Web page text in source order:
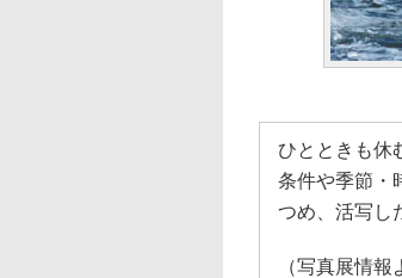
ひとときも休
条件や季節・
つめ、活写し
（写真展情報